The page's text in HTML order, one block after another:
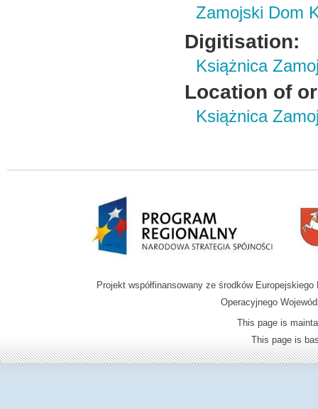
Zamojski Dom
Digitisation:
Książnica
Location of
Książnica
Projekt współfinansowany ze środków
Operacyjnego
This page is
This page is